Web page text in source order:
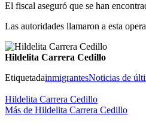
El fiscal aseguró que se han
Las autoridades llamaron a esta
Hildelita Carrera Cedillo
EtiquetadainmigrantesNoticias de
Hildelita Carrera Cedillo
Más de Hildelita Carrera Cedillo